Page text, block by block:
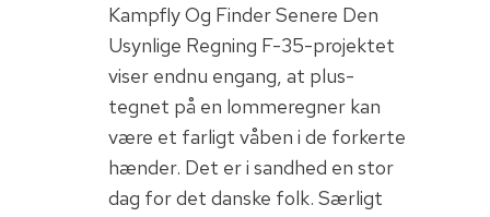
Kampfly Og Finder Senere Den
Usynlige Regning F-35-projektet
viser endnu engang, at plus-
tegnet på en lommeregner kan
være et farligt våben i de forkerte
hænder. Det er i sandhed en stor
dag for det danske folk. Særligt